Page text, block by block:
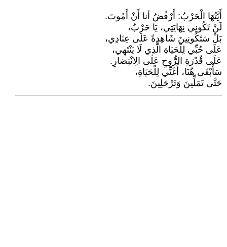
أَيَّتُهَا الْحَرْبُ: أَرْفُضُ أنا أَنْ أَمُوتَ.
لَنْ تَكُونِي نِهَايَتِي، يَا حَرْبُ،
بَلْ سَتَكُونِينَ شَاهِدةً عَلَى عِنَادِي،
عَلَى حُبِّي لِلْحَيَاةِ الَّذِي لَا يَنْتَهِي،
عَلَى قُدْرَةِ الرُّوحِ عَلَى الِانْتِصَارِ.
سَأَبْقَى هُنَا، أُغَنِّي لِلْحَيَاةِ،
حَتَّى تَمَلِّينَ وَتَرْحَلِينَ.